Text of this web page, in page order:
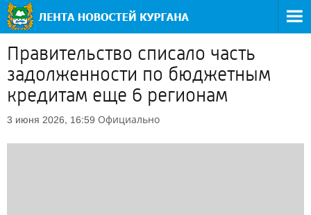
Правительство списало часть
задолженности по бюджетным
кредитам еще 6 регионам
3 июня 2026, 16:59 Официально